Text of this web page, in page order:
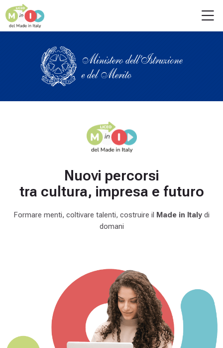
Skip to navigation
Skip to login form
Skip to main content
Skip to accessibility options
Skip to footer
Skip accessibility options
Available courses
o
13 December 2025
There are no students enrolled in this course.
Enter this course
Nuovi percorsi
tra cultura, impresa e futuro
Formare menti, coltivare talenti, costruire il Made in Italy di
domani